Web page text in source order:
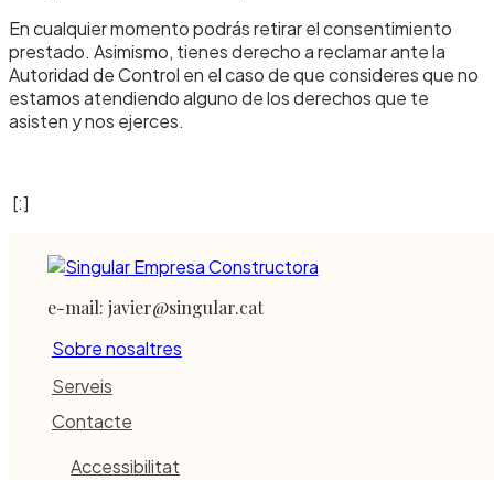
En cualquier momento podrás retirar el consentimiento
prestado. Asimismo, tienes derecho a reclamar ante la
Autoridad de Control en el caso de que consideres que no
estamos atendiendo alguno de los derechos que te
asisten y nos ejerces.
[:]
e-mail: javier@singular.cat
Sobre nosaltres
Serveis
Contacte
Accessibilitat